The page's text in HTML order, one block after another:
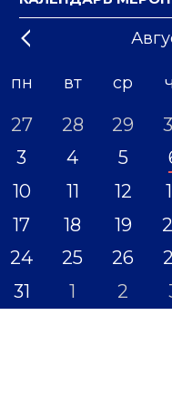
1 3 5
'21 '23 '24 '25
пн вт ср
27 28 29
3
4 5
10
11 12
17
18 19
24
25 26
31
1 2